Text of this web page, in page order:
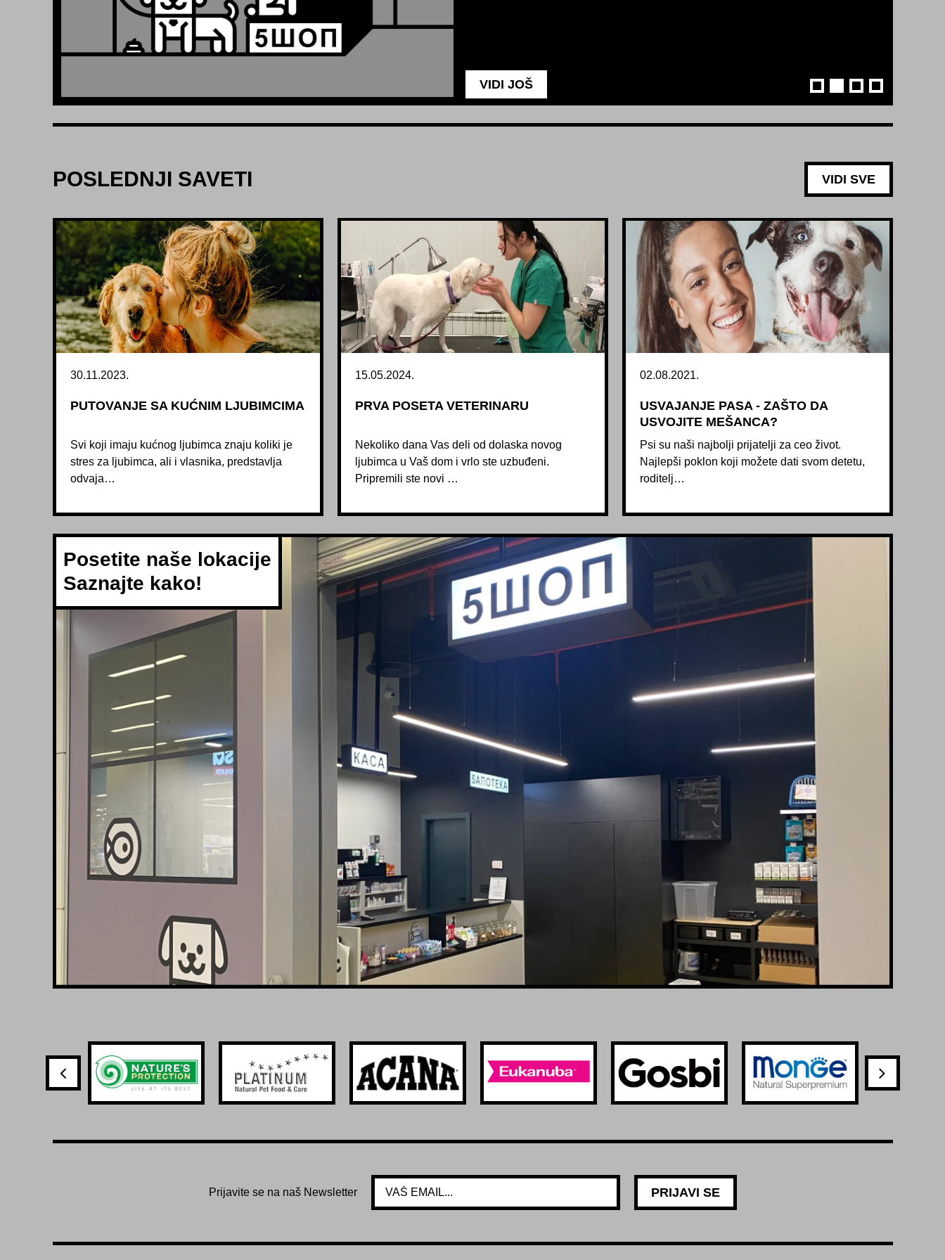
POSLEDNJI SAVETI VIDI SVE
30.11.2023.
PUTOVANJE SA KUĆNIM LJUBIMCIMA
Svi koji imaju kućnog ljubimca znaju koliki je
stres za ljubimca, ali i vlasnika, predstavlja
odvaja…
15.05.2024.
PRVA POSETA VETERINARU
Nekoliko dana Vas deli od dolaska novog
ljubimca u Vaš dom i vrlo ste uzbuđeni.
Pripremili ste novi …
02.08.2021.
USVAJANJE PASA - ZAŠTO DA
USVOJITE MEŠANCA?
Psi su naši najbolji prijatelji za ceo život.
Najlepši poklon koji možete dati svom detetu,
roditelj…
Posetite naše lokacije
Saznajte kako!
Prijavite se na naš Newsletter PRIJAVI SE